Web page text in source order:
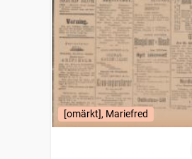
[omärkt], Mariefred